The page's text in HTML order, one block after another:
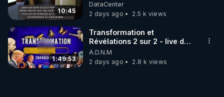
10:45
DataCenter
2 days ago
2.5 k views
1:49:53
Transformation et
Révélations 2 sur 2 - live du
07/08/26
A.D.N.M
2 days ago
2.8 k views